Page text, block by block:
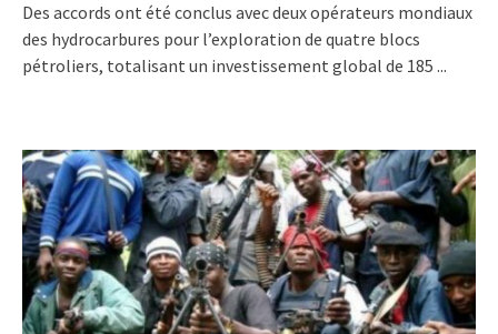
Des accords ont été conclus avec deux opérateurs mondiaux
des hydrocarbures pour l’exploration de quatre blocs
pétroliers, totalisant un investissement global de 185 ...